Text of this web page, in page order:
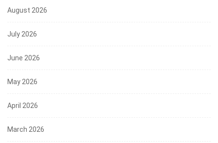
August 2026
July 2026
June 2026
May 2026
April 2026
March 2026